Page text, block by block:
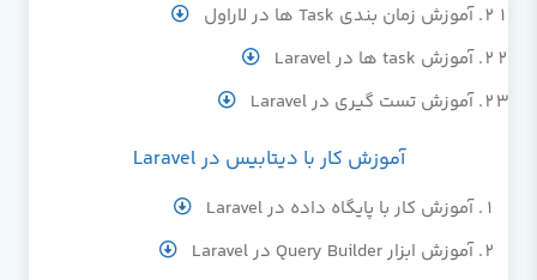
آموزش زمان بندی Task ها در لاراول
آموزش task ها در Laravel
آموزش تست گیری در Laravel
آموزش کار با دیتابیس در Laravel
آموزش کار با پایگاه داده در Laravel
آموزش ابزار Query Builder در Laravel